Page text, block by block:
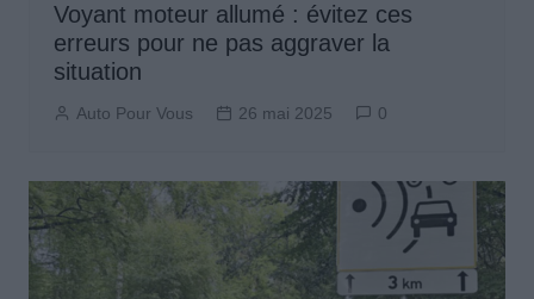
Voyant moteur allumé : évitez ces
erreurs pour ne pas aggraver la
situation
Auto Pour Vous 26 mai 2025 0